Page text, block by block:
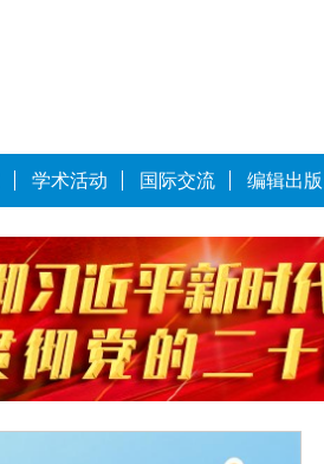
学术活动 国际交流 编辑出版